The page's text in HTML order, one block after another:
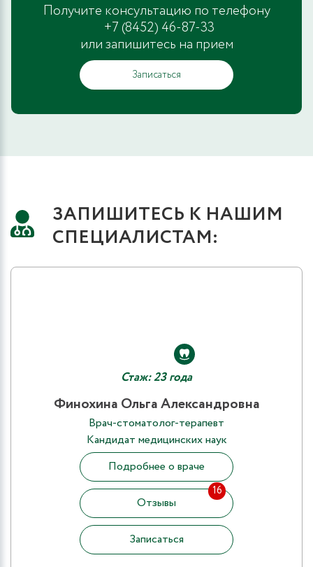
Получите консультацию по телефону
+7 (8452) 46-87-33
или запишитесь на прием
Записаться
ЗАПИШИТЕСЬ К НАШИМ
СПЕЦИАЛИСТАМ:
Стаж: 23 года
Финохина Ольга Александровна
Врач-стоматолог-терапевт
Кандидат медицинских наук
Подробнее о враче
Отзывы
16
Записаться